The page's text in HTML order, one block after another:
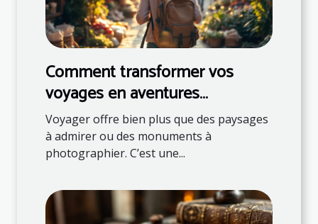
Comment transformer vos
voyages en aventures
éducatives ?
Voyager offre bien plus que des paysages
à admirer ou des monuments à
photographier. C’est une...